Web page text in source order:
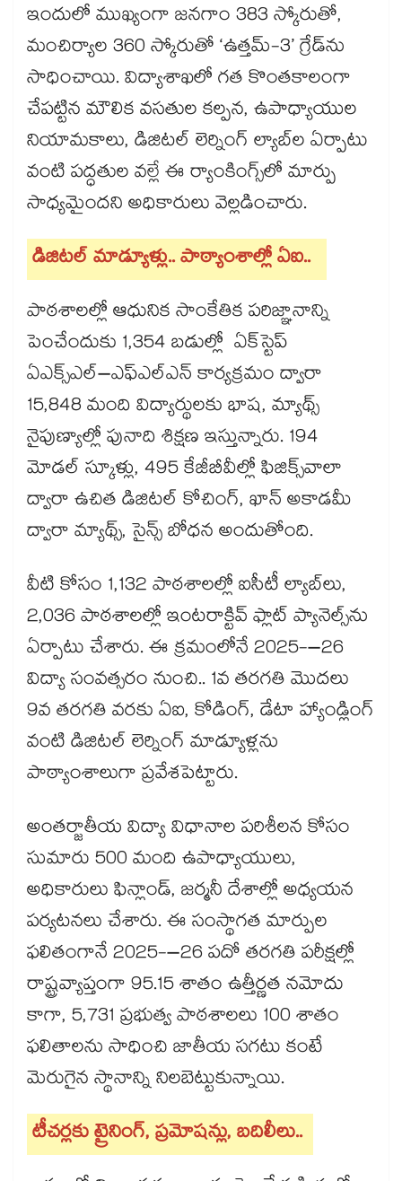
ఇందులో ముఖ్యంగా జనగాం 383 స్కోరుతో,
మంచిర్యాల 360 స్కోరుతో ‘ఉత్తమ్-3’ గ్రేడ్‌‌‌‌‌‌‌‌‌‌‌‌‌‌‌‌ను
సాధించాయి. విద్యాశాఖలో గత కొంతకాలంగా
చేపట్టిన మౌలిక వసతుల కల్పన, ఉపాధ్యాయుల
నియామకాలు, డిజిటల్ లెర్నింగ్ ల్యాబ్‌‌‌‌‌‌‌‌‌‌‌‌‌‌‌‌ల ఏర్పాటు
వంటి పద్ధతుల వల్లే ఈ ర్యాంకింగ్స్‌‌‌‌‌‌‌‌‌‌‌‌‌‌‌‌లో మార్పు
సాధ్యమైందని అధికారులు వెల్లడించారు.
డిజిటల్ మాడ్యూళ్లు.. పాఠ్యాంశాల్లో ఏఐ..
పాఠశాలల్లో ఆధునిక సాంకేతిక పరిజ్ఞానాన్ని
పెంచేందుకు 1,354 బడుల్లో ఏక్‌‌‌‌‌‌‌‌‌‌‌‌‌‌‌‌స్టెప్‌‌‌‌‌‌‌‌‌‌‌‌‌‌‌‌
ఏఎక్స్‌‌‌‌‌‌‌‌‌‌‌‌‌‌‌‌ఎల్‌‌‌‌‌‌‌‌‌‌‌‌‌‌‌‌–ఎఫ్‌‌‌‌‌‌‌‌‌‌‌‌‌‌‌‌ఎల్‌‌‌‌‌‌‌‌‌‌‌‌‌‌‌‌ఎన్‌‌‌‌‌‌‌‌‌‌‌‌‌‌‌‌ కార్యక్రమం ద్వారా
15,848 మంది విద్యార్థులకు భాష, మ్యాథ్స్
నైపుణ్యాల్లో పునాది శిక్షణ ఇస్తున్నారు. 194
మోడల్ స్కూళ్లు, 495 కేజీబీవీల్లో ఫిజిక్స్‌‌‌‌‌‌‌‌‌‌‌‌‌‌‌‌వాలా
ద్వారా ఉచిత డిజిటల్ కోచింగ్, ఖాన్ అకాడమీ
ద్వారా మ్యాథ్స్, సైన్స్ బోధన అందుతోంది.
వీటి కోసం 1,132 పాఠశాలల్లో ఐసీటీ ల్యాబ్‌‌‌‌‌‌‌‌‌‌‌‌‌‌‌‌లు,
2,036 పాఠశాలల్లో ఇంటరాక్టివ్ ఫ్లాట్ ప్యానెల్స్‌‌‌‌‌‌‌‌‌‌‌‌‌‌‌‌ను
ఏర్పాటు చేశారు. ఈ క్రమంలోనే 2025-–26
విద్యా సంవత్సరం నుంచి.. 1వ తరగతి మొదలు
9వ తరగతి వరకు ఏఐ, కోడింగ్, డేటా హ్యాండ్లింగ్
వంటి డిజిటల్ లెర్నింగ్ మాడ్యూళ్లను
పాఠ్యాంశాలుగా ప్రవేశపెట్టారు.
అంతర్జాతీయ విద్యా విధానాల పరిశీలన కోసం
సుమారు 500 మంది ఉపాధ్యాయులు,
అధికారులు ఫిన్లాండ్, జర్మనీ దేశాల్లో అధ్యయన
పర్యటనలు చేశారు. ఈ సంస్థాగత మార్పుల
ఫలితంగానే 2025-–26 పదో తరగతి పరీక్షల్లో
రాష్ట్రవ్యాప్తంగా 95.15 శాతం ఉత్తీర్ణత నమోదు
కాగా, 5,731 ప్రభుత్వ పాఠశాలలు 100 శాతం
ఫలితాలను సాధించి జాతీయ సగటు కంటే
మెరుగైన స్థానాన్ని నిలబెట్టుకున్నాయి.
టీచర్లకు ట్రైనింగ్, ప్రమోషన్లు, బదిలీలు..